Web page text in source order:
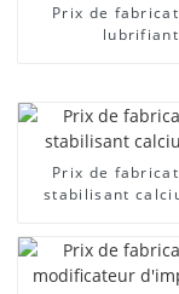
Prix ​​de
lubrifiant
Prix ​​de
stabilisant